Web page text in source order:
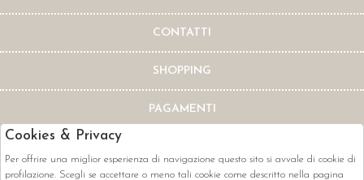
CONTATTI
SHOPPING
PAGAMENTI
Cookies & Privacy
Per offrire una miglior esperienza di navigazione questo sito si avvale di cookie di
profilazione. Scegli se accettare o meno tali cookie come descritto nella pagina